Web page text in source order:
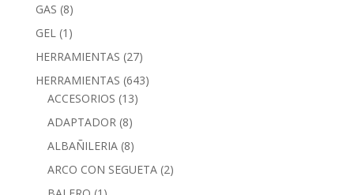
GAS (8)
GEL (1)
HERRAMIENTAS (27)
HERRAMIENTAS (643)
ACCESORIOS (13)
ADAPTADOR (8)
ALBAÑILERIA (8)
ARCO CON SEGUETA (2)